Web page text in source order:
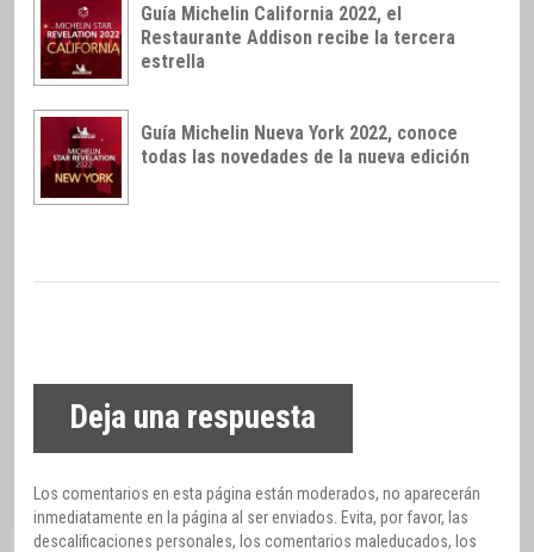
Guía Michelin California 2022, el
Restaurante Addison recibe la tercera
estrella
Guía Michelin Nueva York 2022, conoce
todas las novedades de la nueva edición
Deja una respuesta
Los comentarios en esta página están moderados, no aparecerán
inmediatamente en la página al ser enviados. Evita, por favor, las
descalificaciones personales, los comentarios maleducados, los